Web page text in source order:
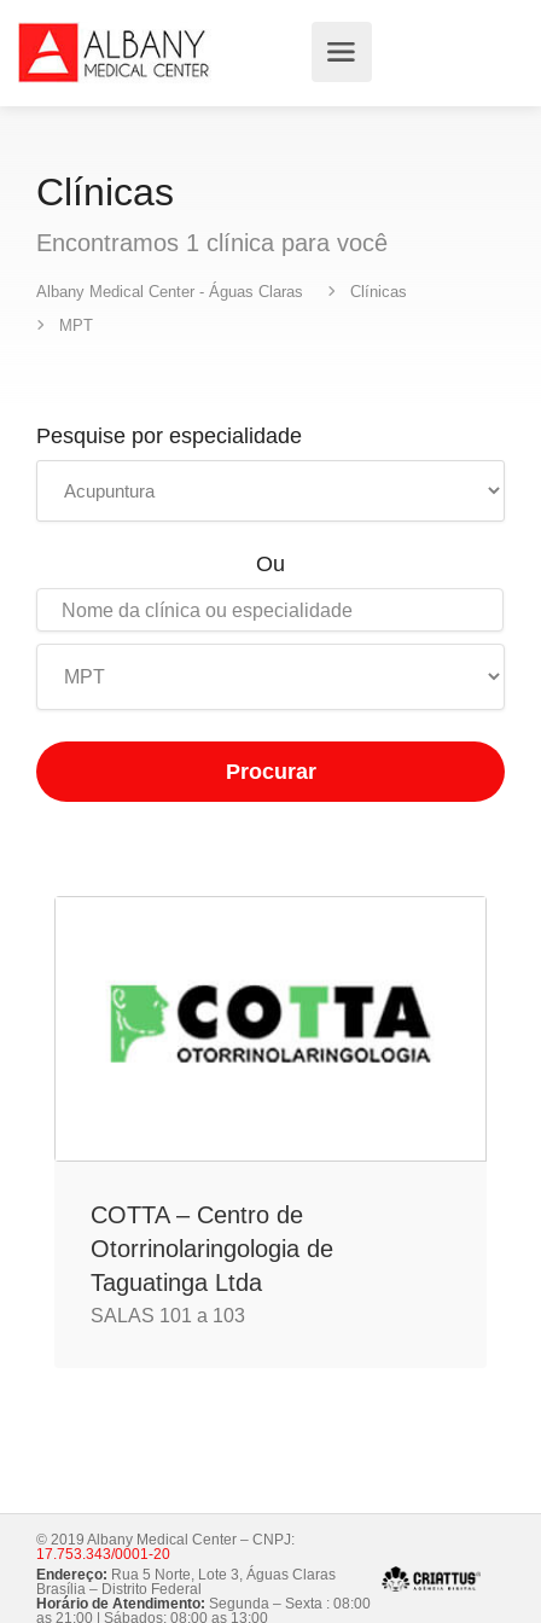
Clínicas
Encontramos 1 clínica para você
Albany Medical Center - Águas Claras
Clínicas
MPT
Pesquise por especialidade
Ou
Procurar
COTTA – Centro de
Otorrinolaringologia de
Taguatinga Ltda
SALAS 101 a 103
© 2019 Albany Medical Center – CNPJ:
17.753.343/0001-20
Endereço: Rua 5 Norte, Lote 3, Águas Claras
Brasília – Distrito Federal
Horário de Atendimento: Segunda – Sexta : 08:00
as 21:00 | Sábados: 08:00 as 13:00